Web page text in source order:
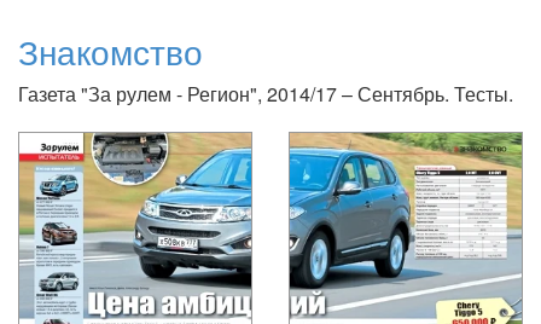
Знакомство
Газета "За рулем - Регион", 2014/17 – Сентябрь. Тесты.